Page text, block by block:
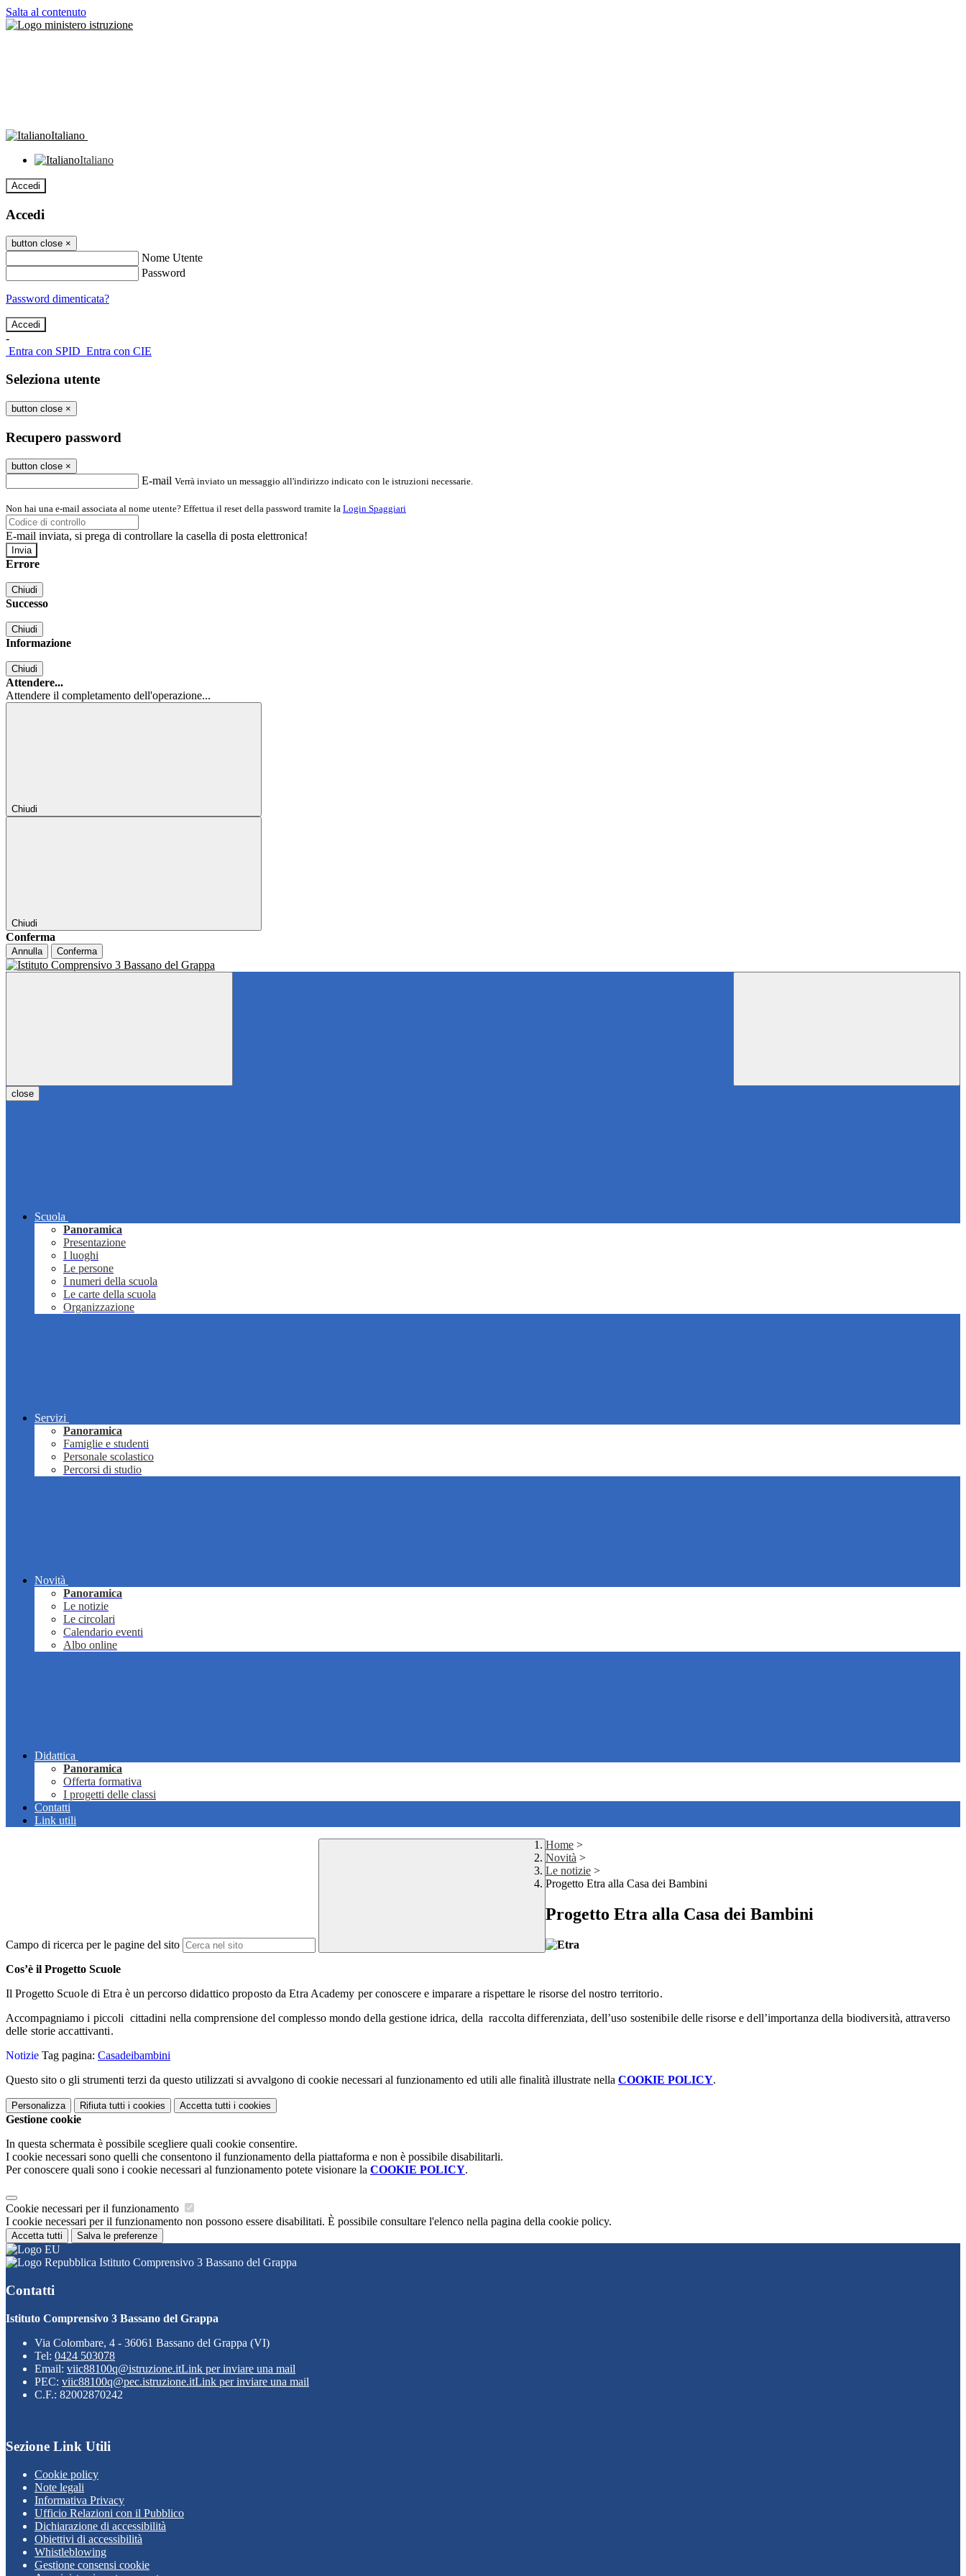
Salta al contenuto
Italiano
Italiano
Accedi
Accedi
button close ×
Nome Utente
Password
Password dimenticata?
-
Entra con SPID Entra con CIE
Seleziona utente
button close ×
Recupero password
button close ×
E-mail Verrà inviato un messaggio all'indirizzo indicato con le istruzioni necessarie.
Non hai una e-mail associata al nome utente? Effettua il reset della password tramite la Login Spaggiari
E-mail inviata, si prega di controllare la casella di posta elettronica!
Errore
Chiudi
Successo
Chiudi
Informazione
Chiudi
Attendere...
Attendere il completamento dell'operazione...
Chiudi
Chiudi
Conferma
Annulla Conferma
close
Scuola
Panoramica
Presentazione
I luoghi
Le persone
I numeri della scuola
Le carte della scuola
Organizzazione
Servizi
Panoramica
Famiglie e studenti
Personale scolastico
Percorsi di studio
Novità
Panoramica
Le notizie
Le circolari
Calendario eventi
Albo online
Didattica
Panoramica
Offerta formativa
I progetti delle classi
Contatti
Link utili
Campo di ricerca per le pagine del sito
Home >
Novità >
Le notizie >
Progetto Etra alla Casa dei Bambini
Progetto Etra alla Casa dei Bambini
Cos’è il Progetto Scuole
Il Progetto Scuole di Etra è un percorso didattico proposto da Etra Academy per conoscere e imparare a rispettare le risorse del nostro territorio.
Accompagniamo i piccoli cittadini nella comprensione del complesso mondo della gestione idrica, della raccolta differenziata, dell’uso sostenibile delle risorse e dell’importanza della biodiversità, attraverso
delle storie accattivanti.
Notizie Tag pagina: Casadeibambini
Questo sito o gli strumenti terzi da questo utilizzati si avvalgono di cookie necessari al funzionamento ed utili alle finalità illustrate nella COOKIE POLICY.
Personalizza Rifiuta tutti i cookies Accetta tutti i cookies
Gestione cookie
In questa schermata è possibile scegliere quali cookie consentire.
I cookie necessari sono quelli che consentono il funzionamento della piattaforma e non è possibile disabilitarli.
Per conoscere quali sono i cookie necessari al funzionamento potete visionare la COOKIE POLICY.
Cookie necessari per il funzionamento
I cookie necessari per il funzionamento non possono essere disabilitati. È possibile consultare l'elenco nella pagina della cookie policy.
Accetta tutti Salva le preferenze
Istituto Comprensivo 3 Bassano del Grappa
Contatti
Istituto Comprensivo 3 Bassano del Grappa
Via Colombare, 4 - 36061 Bassano del Grappa (VI)
Tel: 0424 503078
Email: viic88100q@istruzione.itLink per inviare una mail
PEC: viic88100q@pec.istruzione.itLink per inviare una mail
C.F.: 82002870242
Sezione Link Utili
Cookie policy
Note legali
Informativa Privacy
Ufficio Relazioni con il Pubblico
Dichiarazione di accessibilità
Obiettivi di accessibilità
Whistleblowing
Gestione consensi cookie